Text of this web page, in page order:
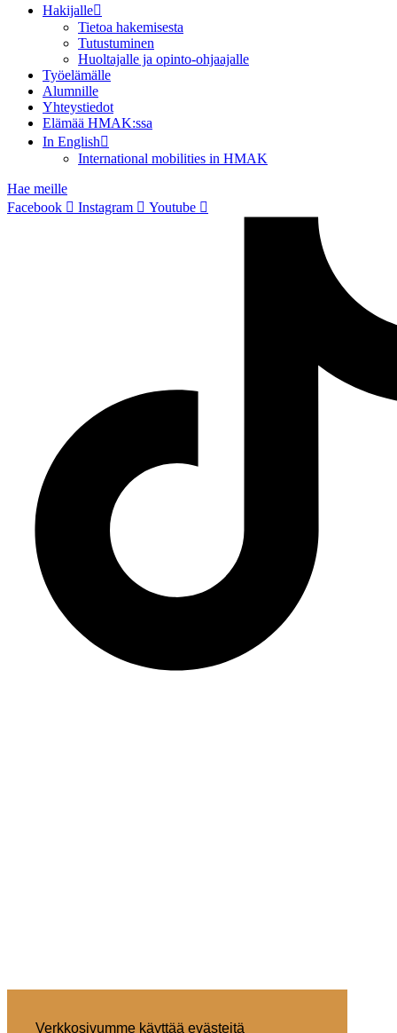
Verkkosivumme käyttää evästeitä
Hakijalle
Tietoa hakemisesta
Tutustuminen
Huoltajalle ja opinto-ohjaajalle
Työelämälle
Alumnille
Yhteystiedot
Elämää HMAK:ssa
In English
International mobilities in HMAK
Hae meille
Facebook
Instagram Youtube